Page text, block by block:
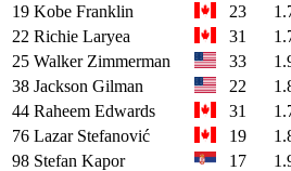
19 Kobe Franklin 23
22 Richie Laryea 31
25 Walker Zimmerman 33
38 Jackson Gilman 22
44 Raheem Edwards 31
76 Lazar Stefanović 19
98 Stefan Kapor 17